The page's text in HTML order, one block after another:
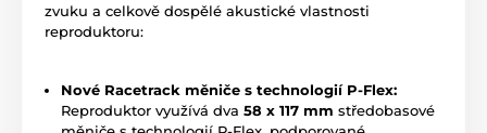
zvuku a celkově dospělé akustické vlastnosti
reproduktoru:
Nové Racetrack měniče s technologií P-Flex:
Reproduktor využívá dva 58 x 117 mm středobasové